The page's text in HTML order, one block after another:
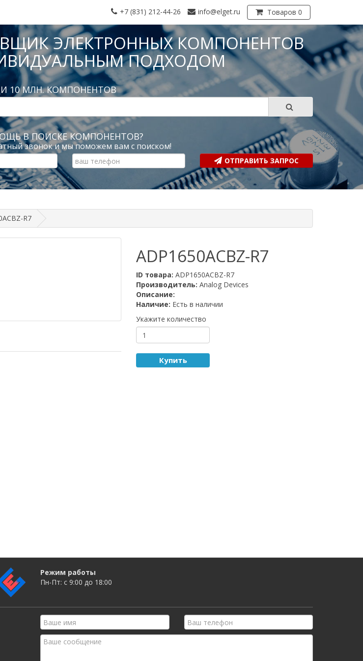
+7 (831) 212-44-26 info@elget.ru Товаров 0
ЭЛЕКТРОННЫХ КОМПОНЕНТОВ
ПОДХОДОМ
10 МЛН. КОМПОНЕНТОВ
В ПОИСКЕ КОМПОНЕНТОВ?
звонок и мы поможем вам с поиском!
ОТПРАВИТЬ ЗАПРОС
R7
ADP1650ACBZ-R7
ID товара: ADP1650ACBZ-R7
Производитель: Analog Devices
Описание:
Наличие: Есть в наличии
Укажите количество
Купить
Режим работы
Пн-Пт: c 9:00 до 18:00